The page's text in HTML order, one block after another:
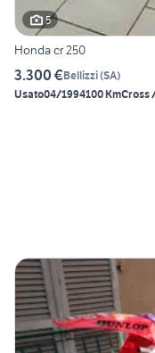
5
Honda cr 250
3.300 €Bellizzi(SA)
Usato04/1994100 KmCross